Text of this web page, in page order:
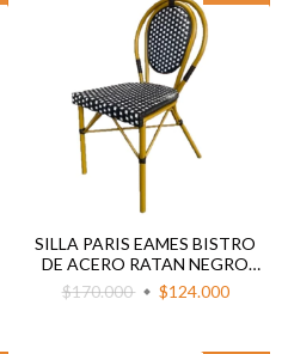
SILLA PARIS EAMES BISTRO
DE ACERO RATAN NEGRO
CON LUNARES
$170.000 $124.000